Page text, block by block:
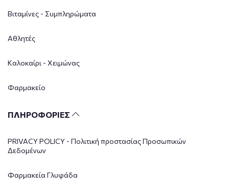
Βιταμίνες - Συμπληρώματα
Αθλητές
Καλοκαίρι - Χειμώνας
Φαρμακείο
ΠΛΗΡΟΦΟΡΙΕΣ
PRIVACY POLICY - Πολιτική προστασίας Προσωπικών
Δεδομένων
Φαρμακεία Γλυφάδα